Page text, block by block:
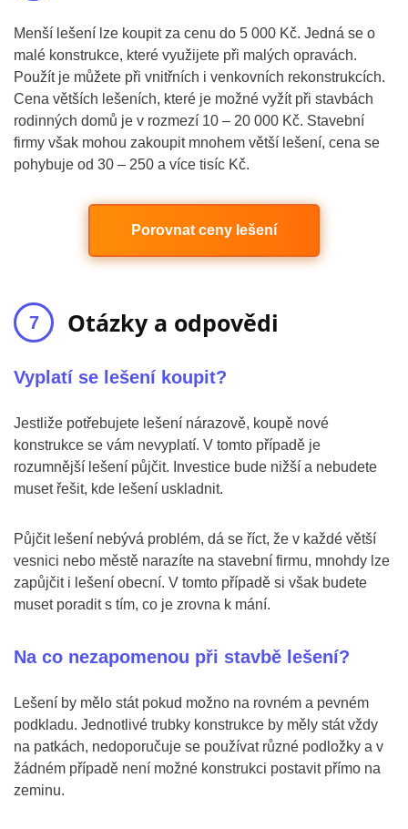
Menší lešení lze koupit za cenu do 5 000 Kč. Jedná se o
malé konstrukce, které využijete při malých opravách.
Použít je můžete při vnitřních i venkovních rekonstrukcích.
Cena větších lešeních, které je možné vyžít při stavbách
rodinných domů je v rozmezí 10 – 20 000 Kč. Stavební
firmy však mohou zakoupit mnohem větší lešení, cena se
pohybuje od 30 – 250 a více tisíc Kč.
Porovnat ceny lešení
Otázky a odpovědi
Vyplatí se lešení koupit?
Jestliže potřebujete lešení nárazově, koupě nové
konstrukce se vám nevyplatí. V tomto případě je
rozumnější lešení půjčit. Investice bude nižší a nebudete
muset řešit, kde lešení uskladnit.
Půjčit lešení nebývá problém, dá se říct, že v každé větší
vesnici nebo městě narazíte na stavební firmu, mnohdy lze
zapůjčit i lešení obecní. V tomto případě si však budete
muset poradit s tím, co je zrovna k mání.
Na co nezapomenou při stavbě lešení?
Lešení by mělo stát pokud možno na rovném a pevném
podkladu. Jednotlivé trubky konstrukce by měly stát vždy
na patkách, nedoporučuje se používat různé podložky a v
žádném případě není možné konstrukci postavit přímo na
zeminu.